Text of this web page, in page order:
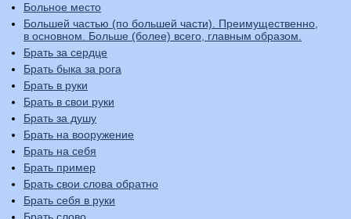
Больное место
Большей частью (по большей части). Преимущественно,
в основном. Больше (более) всего, главным образом.
Брать за сердце
Брать быка за рога
Брать в руки
Брать в свои руки
Брать за душу
Брать на вооружение
Брать на себя
Брать пример
Брать свои слова обратно
Брать себя в руки